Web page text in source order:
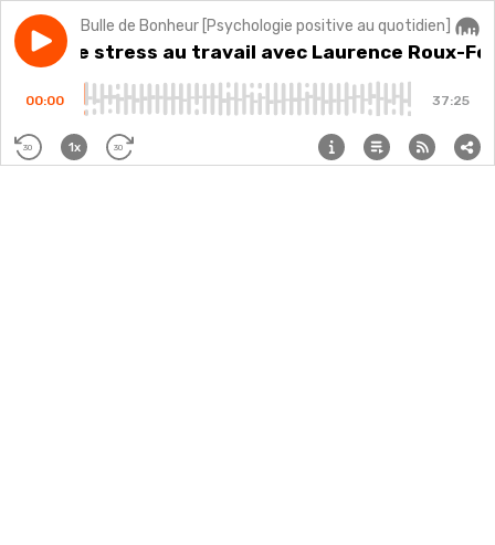
Play episode#255 - Le stress au travail avec Laurence Roux-
Bulle de Bonheur [Psychologie positive au quotidien]
- Le stress au travail avec Laurence Roux-
00:00 37:25
30 1x 30